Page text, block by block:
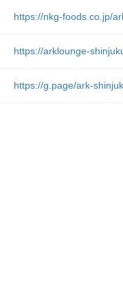
https://nkg-foods.co.jp/
https://arklounge-
https://g.page/ark-